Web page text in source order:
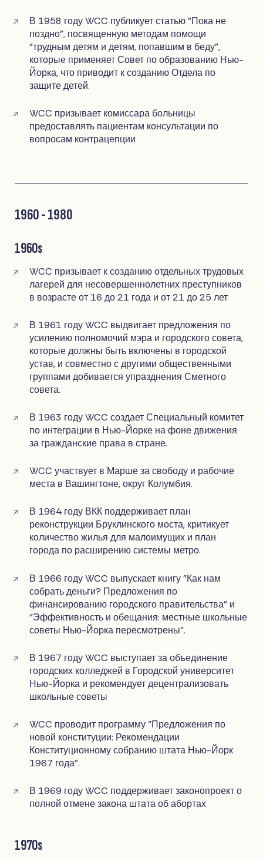
В 1958 году WCC публикует статью "Пока не
поздно", посвященную методам помощи
"трудным детям и детям, попавшим в беду",
которые применяет Совет по образованию Нью-
Йорка, что приводит к созданию Отдела по
защите детей.
WCC призывает комиссара больницы
предоставлять пациентам консультации по
вопросам контрацепции
1960 - 1980
1960s
WCC призывает к созданию отдельных трудовых
лагерей для несовершеннолетних преступников
в возрасте от 16 до 21 года и от 21 до 25 лет
В 1961 году WCC выдвигает предложения по
усилению полномочий мэра и городского совета,
которые должны быть включены в городской
устав, и совместно с другими общественными
группами добивается упразднения Сметного
совета.
В 1963 году WCC создает Специальный комитет
по интеграции в Нью-Йорке на фоне движения
за гражданские права в стране.
WCC участвует в Марше за свободу и рабочие
места в Вашингтоне, округ Колумбия.
В 1964 году ВКК поддерживает план
реконструкции Бруклинского моста, критикует
количество жилья для малоимущих и план
города по расширению системы метро.
В 1966 году WCC выпускает книгу "Как нам
собрать деньги? Предложения по
финансированию городского правительства" и
"Эффективность и обещания: местные школьные
советы Нью-Йорка пересмотрены".
В 1967 году WCC выступает за объединение
городских колледжей в Городской университет
Нью-Йорка и рекомендует децентрализовать
школьные советы
WCC проводит программу "Предложения по
новой конституции: Рекомендации
Конституционному собранию штата Нью-Йорк
1967 года".
В 1969 году WCC поддерживает законопроект о
полной отмене закона штата об абортах
1970s